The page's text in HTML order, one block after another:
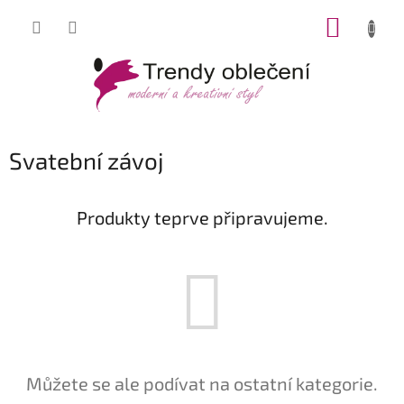
Svatební závoj
Produkty teprve připravujeme.
Můžete se ale podívat na ostatní kategorie.